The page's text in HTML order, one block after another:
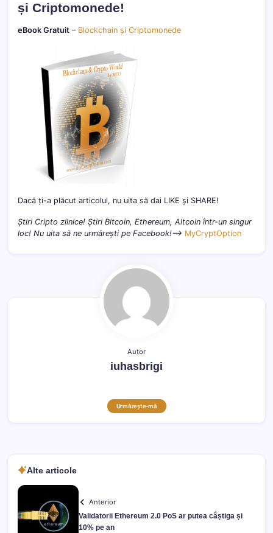
și Criptomonede!
eBook Gratuit – Blockchain și Criptomonede
Dacă ți-a plăcut articolul, nu uita să dai LIKE și SHARE!
Știri Cripto zilnice! Știri Bitcoin, Ethereum, Altcoin într-un singur
loc! Nu uita să ne urmărești pe Facebook!–> MyCryptOption
Autor
iuhasbrigi
Urmărește-mă
Alte articole
Anterior
Validatorii Ethereum 2.0 PoS ar putea câștiga și
10% pe an